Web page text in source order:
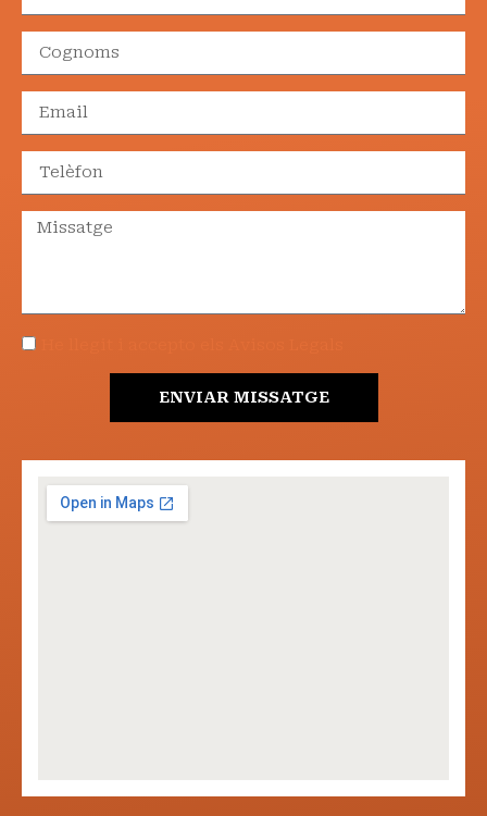
ENVIAR MISSATGE